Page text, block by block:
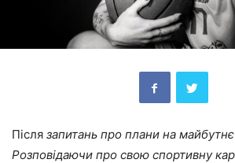
Після запитань про плани на майбутнє
Розповідаючи про свою спортивну